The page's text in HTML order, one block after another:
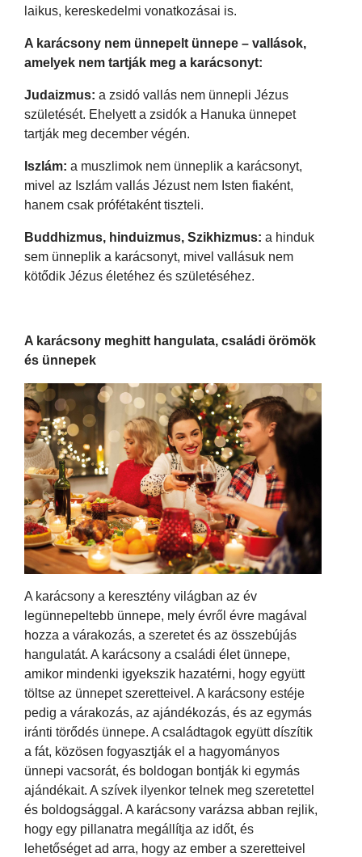
laikus, kereskedelmi vonatkozásai is.
A karácsony nem ünnepelt ünnepe – vallások,
amelyek nem tartják meg a karácsonyt:
Judaizmus: a zsidó vallás nem ünnepli Jézus
születését. Ehelyett a zsidók a Hanuka ünnepet
tartják meg december végén.
Iszlám: a muszlimok nem ünneplik a karácsonyt,
mivel az Iszlám vallás Jézust nem Isten fiaként,
hanem csak prófétaként tiszteli.
Buddhizmus, hinduizmus, Szikhizmus: a hinduk
sem ünneplik a karácsonyt, mivel vallásuk nem
kötődik Jézus életéhez és születéséhez.
A karácsony meghitt hangulata, családi örömök
és ünnepek
A karácsony a keresztény világban az év
legünnepeltebb ünnepe, mely évről évre magával
hozza a várakozás, a szeretet és az összebújás
hangulatát. A karácsony a családi élet ünnepe,
amikor mindenki igyekszik hazatérni, hogy együtt
töltse az ünnepet szeretteivel. A karácsony estéje
pedig a várakozás, az ajándékozás, és az egymás
iránti törődés ünnepe. A családtagok együtt díszítik
a fát, közösen fogyasztják el a hagyományos
ünnepi vacsorát, és boldogan bontják ki egymás
ajándékait. A szívek ilyenkor telnek meg szeretettel
és boldogsággal. A karácsony varázsa abban rejlik,
hogy egy pillanatra megállítja az időt, és
lehetőséget ad arra, hogy az ember a szeretteivel